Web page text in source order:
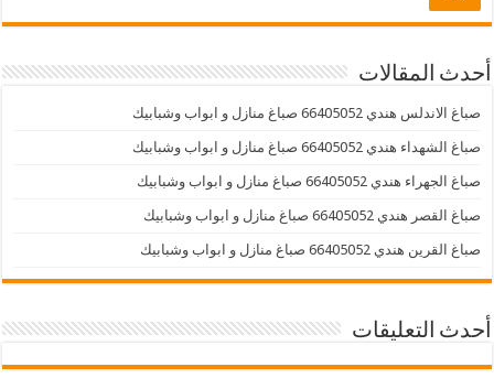
أحدث المقالات
صباغ الاندلس هندي 66405052 صباغ منازل و ابواب وشبابيك
صباغ الشهداء هندي 66405052 صباغ منازل و ابواب وشبابيك
صباغ الجهراء هندي 66405052 صباغ منازل و ابواب وشبابيك
صباغ القصر هندي 66405052 صباغ منازل و ابواب وشبابيك
صباغ القرين هندي 66405052 صباغ منازل و ابواب وشبابيك
أحدث التعليقات